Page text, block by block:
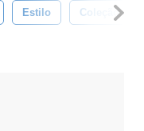
Estilo Coleção